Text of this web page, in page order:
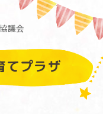
議会
てプラザ